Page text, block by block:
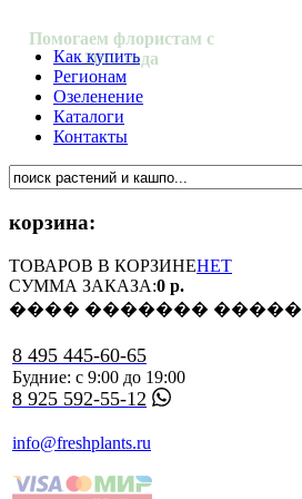
Помогаем флористам с
2012 года
Как купить
Регионам
Озеленение
Каталоги
Контакты
корзина:
ТОВАРОВ В КОРЗИНЕНЕТ
СУММА ЗАКАЗА:0 р.
���� ������� �����
8 495 445-60-65
Будние: с 9:00 до 19:00
8 925 592-55-12
info@freshplants.ru